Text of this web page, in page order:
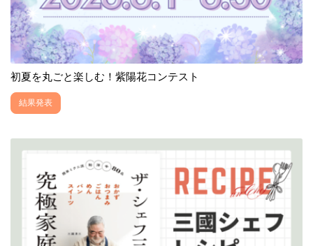
初夏を丸ごと楽しむ！紫陽花コンテスト
結果発表